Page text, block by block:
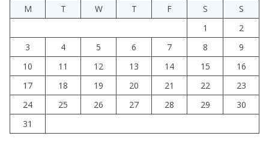
M
T W T F S
S
1
2
3
4 5 6 7 8
9
10
11 12 13 14 15
16
17
18 19 20 21 22
23
24
25 26 27 28 29
30
31